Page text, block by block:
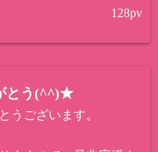
128pv
とう(^^)★
うございます。